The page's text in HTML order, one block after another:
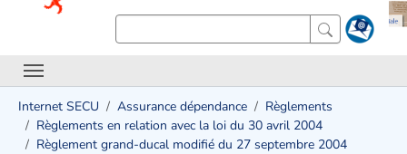
Internet SECU Assurance dépendance
Règlements
Règlements en relation avec la loi du 30 avril 2004
Règlement grand-ducal modifié du 27 septembre 2004